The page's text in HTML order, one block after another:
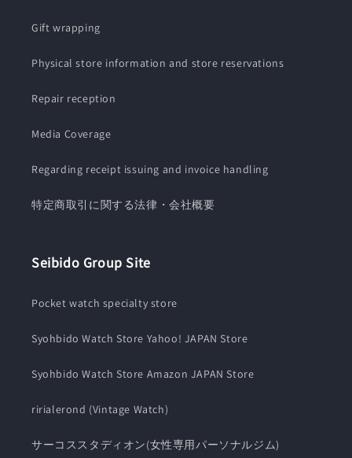
Gift wrapping
Physical store information and store reservations
Repair reception
Media Coverage
Regarding receipt issuing and invoice handling
特定商取引に関する法律・会社概要
Seibido Group Site
Pocket watch specialty store
Syohbido Watch Store Yahoo! JAPAN Store
Syohbido Watch Store Amazon JAPAN Store
ririalerond (Vintage Watch)
サーコススタディオン(女性専用パーソナルジム)